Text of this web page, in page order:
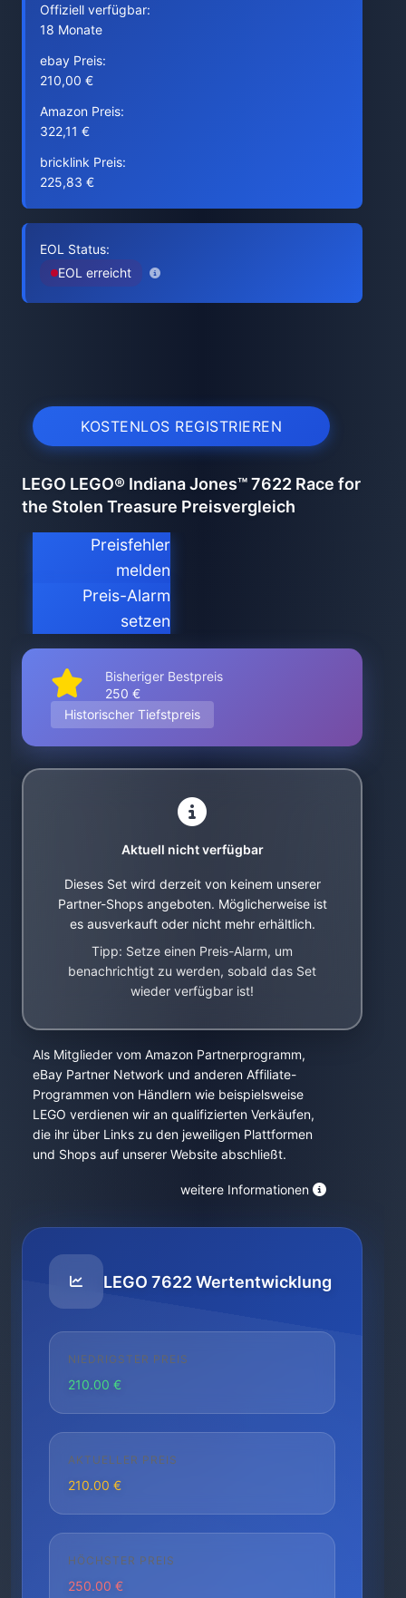
Offiziell verfügbar:
18 Monate
ebay Preis:
210,00 €
Amazon Preis:
322,11 €
bricklink Preis:
225,83 €
EOL Status:
EOL erreicht
KOSTENLOS REGISTRIEREN
LEGO LEGO® Indiana Jones™ 7622 Race for
the Stolen Treasure Preisvergleich
Preisfehler
melden
Preis-Alarm
setzen
Bisheriger Bestpreis
250 €
Historischer Tiefstpreis
Aktuell nicht verfügbar
Dieses Set wird derzeit von keinem unserer
Partner-Shops angeboten. Möglicherweise ist
es ausverkauft oder nicht mehr erhältlich.
Tipp: Setze einen Preis-Alarm, um
benachrichtigt zu werden, sobald das Set
wieder verfügbar ist!
Als Mitglieder vom Amazon Partnerprogramm,
eBay Partner Network und anderen Affiliate-
Programmen von Händlern wie beispielsweise
LEGO verdienen wir an qualifizierten Verkäufen,
die ihr über Links zu den jeweiligen Plattformen
und Shops auf unserer Website abschließt.
weitere Informationen
LEGO 7622 Wertentwicklung
NIEDRIGSTER PREIS
210.00 €
AKTUELLER PREIS
210.00 €
HÖCHSTER PREIS
250.00 €